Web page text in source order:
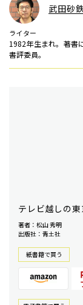
武田砂
ライター
1982年生まれ。著書
書評委員。
テレビ越しの
著者：松山 秀明
出版社：青土社
紙書籍で買う